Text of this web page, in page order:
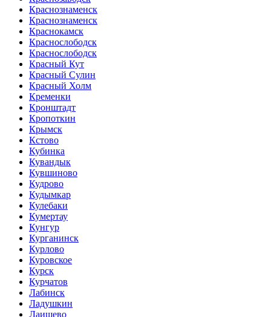
Краснознаменск
Краснознаменск
Краснокамск
Краснослободск
Краснослободск
Красный Кут
Красный Сулин
Красный Холм
Кременки
Кронштадт
Кропоткин
Крымск
Кстово
Кубинка
Кувандык
Кувшиново
Кудрово
Кудымкар
Кулебаки
Кумертау
Кунгур
Курганинск
Курлово
Куровское
Курск
Курчатов
Лабинск
Ладушкин
Лаишево